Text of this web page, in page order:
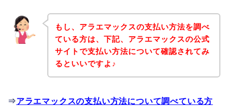
もし、アラエマックスの支払い方法を調べ
ている方は、下記、アラエマックスの公式
サイトで支払い方法について確認されてみ
るといいですよ♪
⇒アラエマックスの支払い方法について調べている方